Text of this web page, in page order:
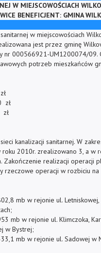
W MIEJSCOWOŚCIACH
BENEFICJENT: GMINA
w miejscowościach
jest przez gminę
nr 000566921-UM1200074/09.
potrzeb mieszkańców
zł
kanalizacji sanitarnej. W
zrealizowano 3, a w
Zakończenie realizacji operacji
rzeczowe operacji w rozbiciu
mb w rejonie ul. Letniskowej,
mb w rejonie ul. Klimczoka,
w Bystrej;
mb w rejonie ul. Sadowej w